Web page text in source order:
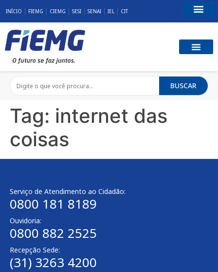
INÍCIO FIEMG CIEMG SESI SENAI IEL CIT
BUSCAR
Tag: internet das
coisas
Serviço de Atendimento ao Cidadão:
0800 181 8189
Ouvidoria:
0800 882 2525
Recepção Sede:
(31) 3263 4200